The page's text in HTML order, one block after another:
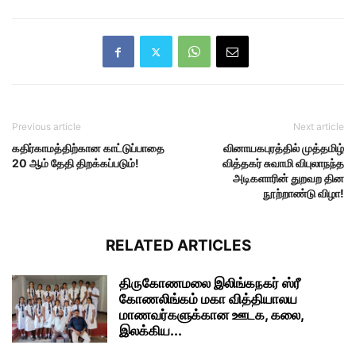
Previous article
கதிர்காமத்திற்கான காட்டுப்பாதை
20 ஆம் தேதி திறக்கப்படும்!
Next article
வினாயகபுரத்தில் முத்தமிழ்
வித்தகர் சுவாமி விபுலாநந்த
அடிகளாரின் துறவற தின
நூற்றாண்டு விழா!
RELATED ARTICLES
திருகோணமலை இலிங்கநகர் ஸ்ரீ
கோணலிங்கம் மகா வித்தியாலய
மாணவர்களுக்கான ஊடக, கலை,
இலக்கிய...